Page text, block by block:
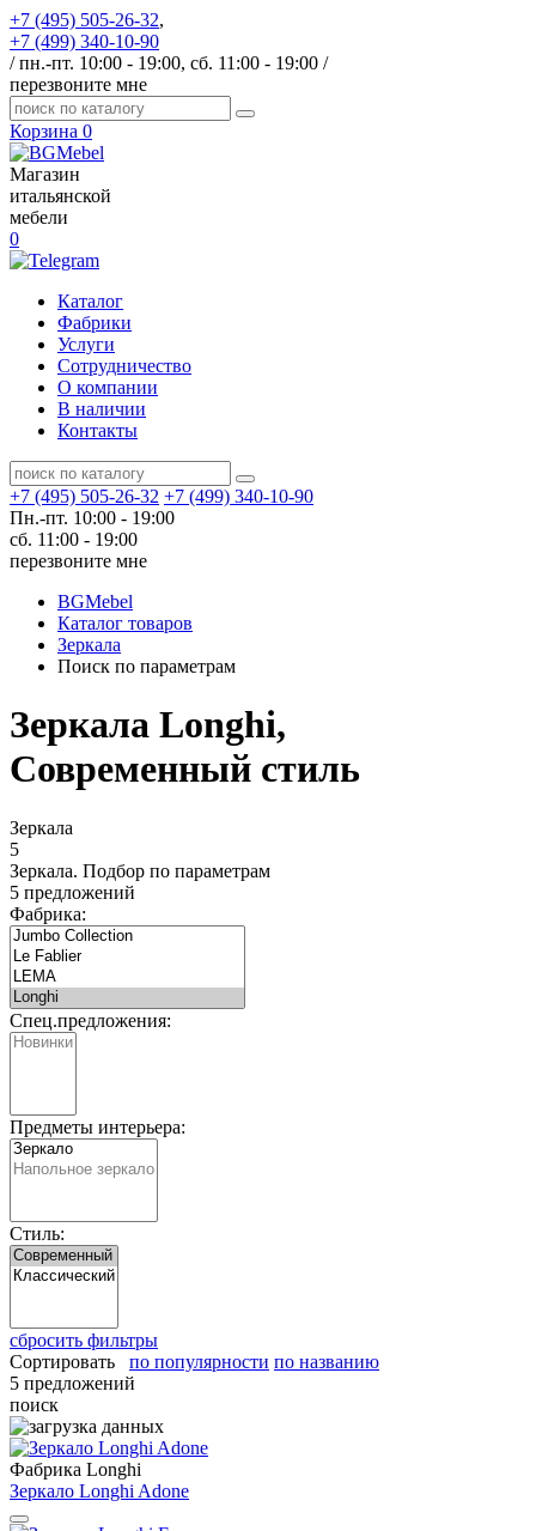
+7 (495) 505-26-32,
+7 (499) 340-10-90
/ пн.-пт. 10:00 - 19:00, сб. 11:00 - 19:00 /
перезвоните мне
Корзина 0
Магазин
итальянской
мебели
0
Каталог
Фабрики
Услуги
Сотрудничество
О компании
В наличии
Контакты
+7 (495) 505-26-32 +7 (499) 340-10-90
Пн.-пт. 10:00 - 19:00
сб. 11:00 - 19:00
перезвоните мне
BGMebel
Каталог товаров
Зеркала
Поиск по параметрам
Зеркала Longhi,
Современный стиль
Зеркала
5
Зеркала. Подбор по параметрам
5 предложений
Фабрика:
Спец.предложения:
Предметы интерьера:
Стиль:
сбросить фильтры
Сортировать
по популярности по названию
5 предложений
поиск
Фабрика Longhi
Зеркало Longhi Adone